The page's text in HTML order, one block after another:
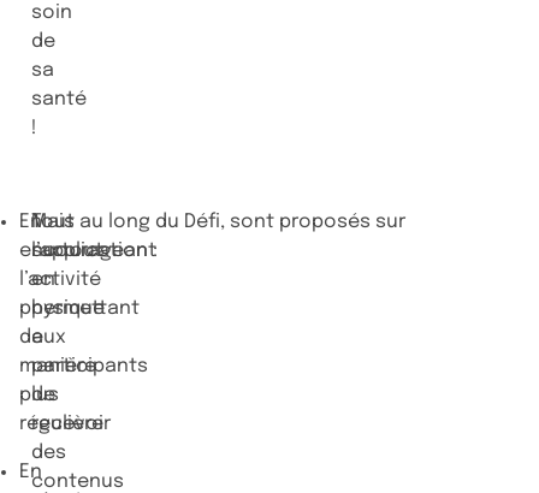
soin
de
sa
santé
!
En
encourageant
l’activité
physique
de
manière
plus
régulière
En
Mais
surtout
en
permettant
aux
participants
de
recevoir
des
contenus
Tout au long du Défi, sont proposés sur
l’application :